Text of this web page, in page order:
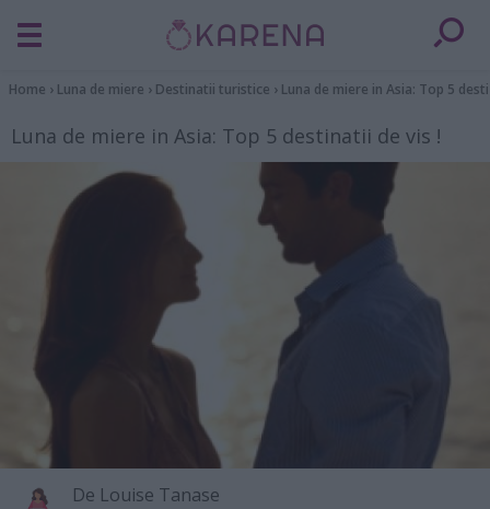
Home › Luna de miere › Destinatii turistice › Luna de miere in Asia: Top 5
Luna de miere in Asia: Top 5 destinatii de vis !
De Louise Tanase